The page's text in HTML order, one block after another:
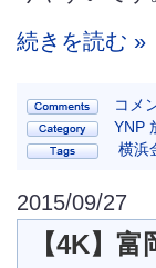
続きを読む »
コメ
YNP
横浜
2015/09/27
【4K】